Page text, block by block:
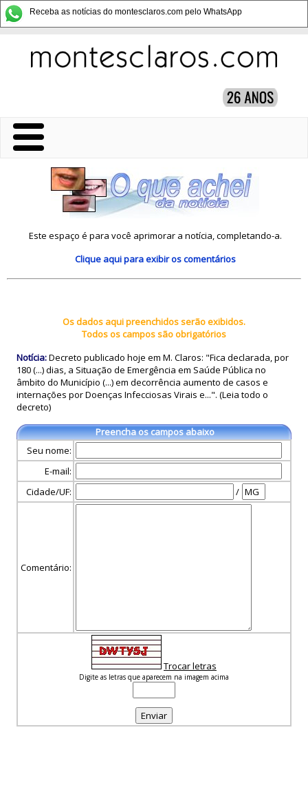
Receba as notícias do montesclaros.com pelo WhatsApp
Este espaço é para você aprimorar a notícia, completando-a.
Clique aquipara exibir os comentários
Os dados aqui preenchidos serão exibidos.
Todos os campos são obrigatórios
Notícia:Decreto publicado hoje em M. Claros: "Fica declarada, por
180 (...) dias, a Situação de Emergência em Saúde Pública no
âmbito do Município (...) em decorrência aumento de casos e
internações por Doenças Infecciosas Virais e...". (Leia todo o
decreto)
Preencha os campos abaixo
Seu nome:
E-mail:
Cidade/UF:
/
Comentário:
Trocar letras
Digite as letras que aparecem na imagem acima